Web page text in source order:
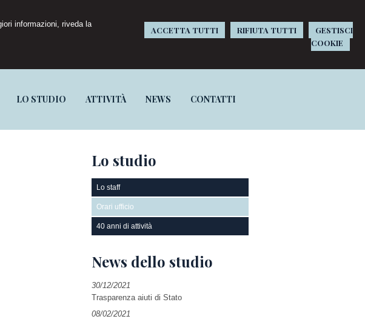
informazioni, riveda la
ACCETTA TUTTI RIFIUTA TUTTI
GESTISCI
COOKIE
LO STUDIO ATTIVITÀ NEWS CONTATTI
Lo studio
Lo staff
Orari ufficio
40 anni di attività
News dello studio
30/12/2021
Trasparenza aiuti di Stato
08/02/2021